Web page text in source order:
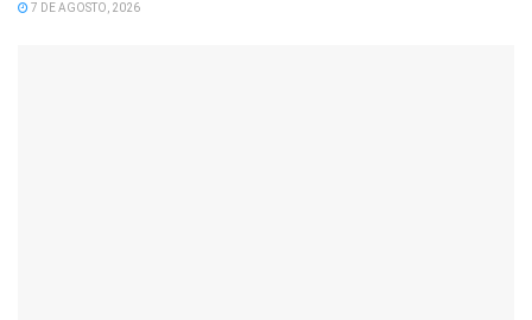
7 DE AGOSTO, 2026